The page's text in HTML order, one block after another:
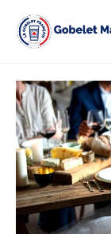
contenu